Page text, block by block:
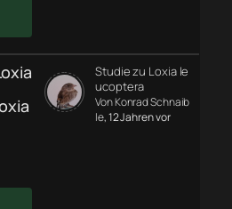
Studie zu Loxia le
ucoptera
Von Konrad Schnaib
le, 12 Jahren vor